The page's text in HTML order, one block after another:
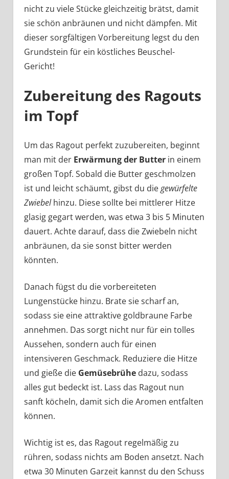
nicht zu viele Stücke gleichzeitig brätst, damit
sie schön anbräunen und nicht dämpfen. Mit
dieser sorgfältigen Vorbereitung legst du den
Grundstein für ein köstliches Beuschel-
Gericht!
Zubereitung des Ragouts
im Topf
Um das Ragout perfekt zuzubereiten, beginnt
man mit der Erwärmung der Butterin einem
großen Topf. Sobald die Butter geschmolzen
ist und leicht schäumt, gibst du diegewürfelte
Zwiebelhinzu. Diese sollte bei mittlerer Hitze
glasig gegart werden, was etwa 3 bis 5 Minuten
dauert. Achte darauf, dass die Zwiebeln nicht
anbräunen, da sie sonst bitter werden
könnten.
Danach fügst du die vorbereiteten
Lungenstücke hinzu. Brate sie scharf an,
sodass sie eine attraktive goldbraune Farbe
annehmen. Das sorgt nicht nur für ein tolles
Aussehen, sondern auch für einen
intensiveren Geschmack. Reduziere die Hitze
und gieße die Gemüsebrühedazu, sodass
alles gut bedeckt ist. Lass das Ragout nun
sanft köcheln, damit sich die Aromen entfalten
können.
Wichtig ist es, das Ragout regelmäßig zu
rühren, sodass nichts am Boden ansetzt. Nach
etwa 30 Minuten Garzeit kannst du den Schuss